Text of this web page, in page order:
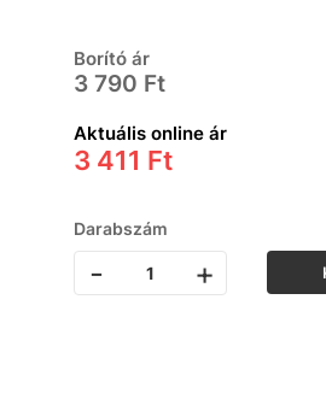
Borító ár
3 790 Ft
Aktuális online ár
3 411 Ft
Darabszám
- +